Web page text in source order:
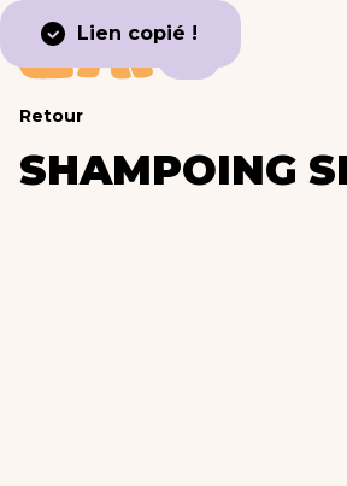
Lien copié !
Retour
SHAMPOING